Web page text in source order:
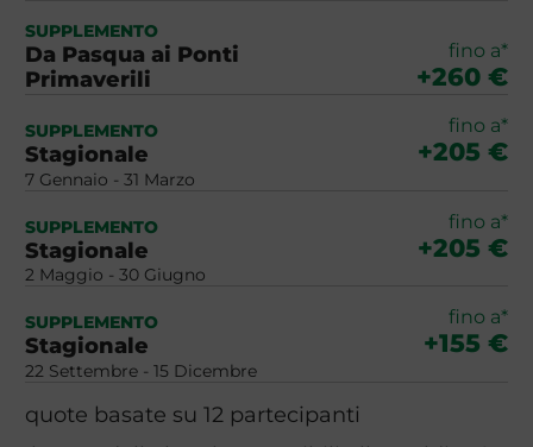
SUPPLEMENTO
Da Pasqua ai Ponti
Primaverili
fino a*
+260 €
SUPPLEMENTO
Stagionale
7 Gennaio - 31 Marzo
fino a*
+205 €
SUPPLEMENTO
Stagionale
2 Maggio - 30 Giugno
fino a*
+205 €
SUPPLEMENTO
Stagionale
22 Settembre - 15 Dicembre
fino a*
+155 €
quote basate su 12 partecipanti